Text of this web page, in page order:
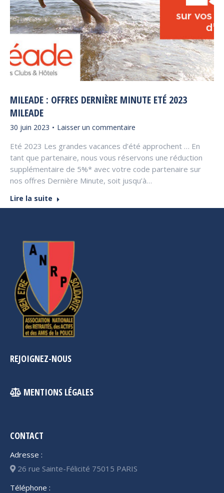
MILEADE : OFFRES DERNIÈRE MINUTE ETÉ 2023
MILEADE
30 juin 2023 Laisser un commentaire
Eté 2023 Les grandes vacances d’été approchent … En
tant que partenaire, nous vous réservons une réduction
supplémentaire de 5%* avec votre code partenaire sur
nos offres Dernière Minute, soit jusqu’à…
Lire la suite
REJOIGNEZ-NOUS
MENTIONS LÉGALES
CONTACT
Adresse :
26 rue Sainte-Félicité 75015 PARIS
Téléphone :